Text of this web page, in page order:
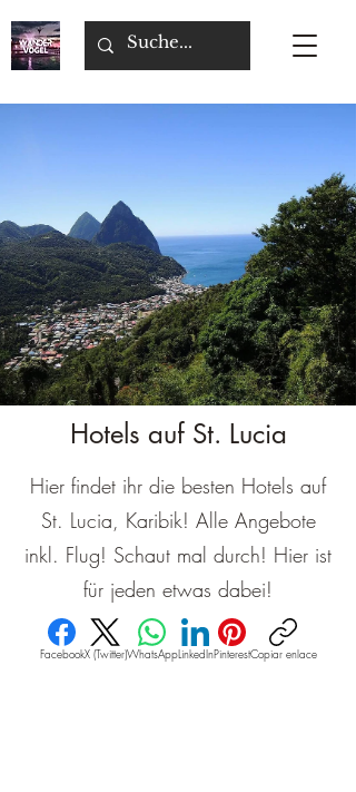
Hotels auf St. Lucia
Hier findet ihr die besten Hotels auf
St. Lucia, Karibik! Alle Angebote
inkl. Flug! Schaut mal durch! Hier ist
für jeden etwas dabei!
FacebookX (Twitter)WhatsAppLinkedInPinterestCopiar enlace